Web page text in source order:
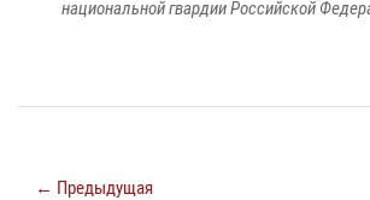
национальной гвардии Российской
← Предыдущая